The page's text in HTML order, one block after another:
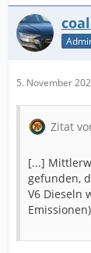
5. November
Zitat
[...]
gefunden,
V6 Dieseln